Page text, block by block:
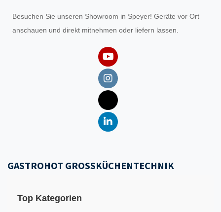
Besuchen Sie unseren Showroom in Speyer! Geräte vor Ort
anschauen und direkt mitnehmen oder liefern lassen.
GASTROHOT GROSSKÜCHENTECHNIK
Top Kategorien